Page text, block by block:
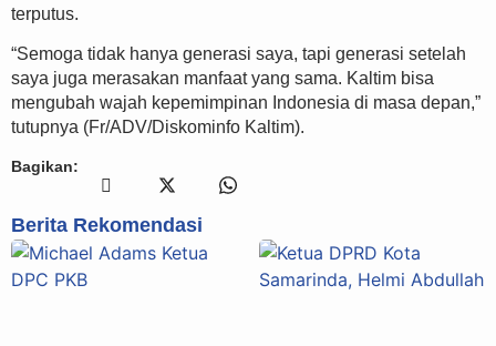
terputus.
“Semoga tidak hanya generasi saya, tapi generasi setelah
saya juga merasakan manfaat yang sama. Kaltim bisa
mengubah wajah kepemimpinan Indonesia di masa depan,”
tutupnya (Fr/ADV/Diskominfo Kaltim).
Bagikan:
Berita Rekomendasi